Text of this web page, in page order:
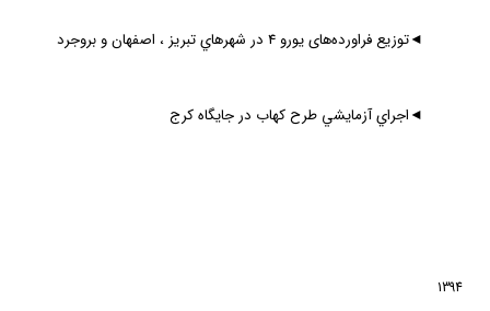
◄توزیع فراورده‌های یورو 4 در شهرهاي تبريز ،‌ اصفهان و بروجرد
◄اجراي آزمايشي طرح كهاب در جايگاه كرج
1394